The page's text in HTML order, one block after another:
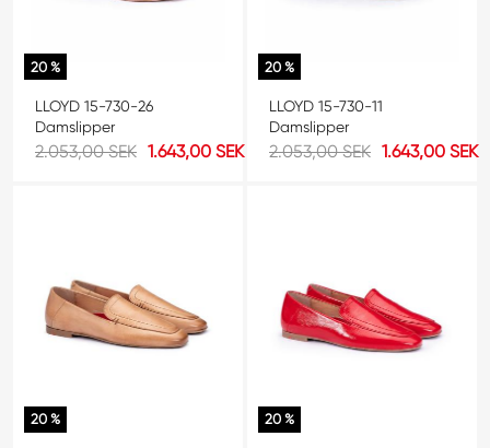
20 %
LLOYD 15-730-26
Damslipper
2.053,00 SEK 1.643,00 SEK
20 %
LLOYD 15-730-11
Damslipper
2.053,00 SEK 1.643,00 SEK
20 % 20 %